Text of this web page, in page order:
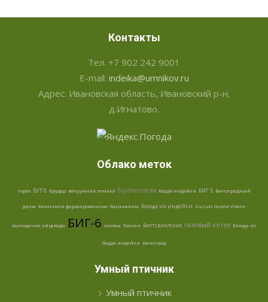
Контакты
Тел. +7 902 242 9001
E-mail: indeika@umnikov.ru
Адрес: Ивановская область, Ивановский р-н,
д.Игнатово.
Облако меток
горох БУТ 8 Брудер вакуумная поилка Бронзовая Бедро индейки БИГ 5 Виноградный
джем Блинчики фаршированные баклажаны Блюда из индейки Suzuki Grand Vitara
выпадение яйцевода БИГ-6 головы Navien Белтсвиллская газовый котел Блюда из
бедра индейки виноград
Умный птичник
Умный птичник